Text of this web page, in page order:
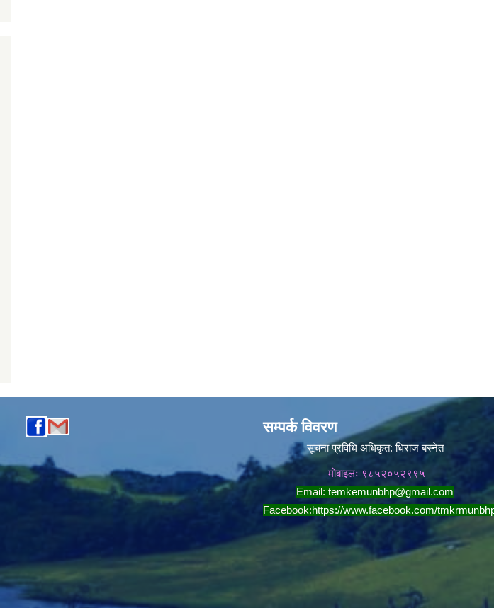
सम्पर्क विवरण
सूचना प्रविधि अधिकृत:धिराज बस्नेत
मोबाइलः ९८५२०५२९९५
Email: temkemunbhp@gmail.com
Facebook:https://www.facebook.com/